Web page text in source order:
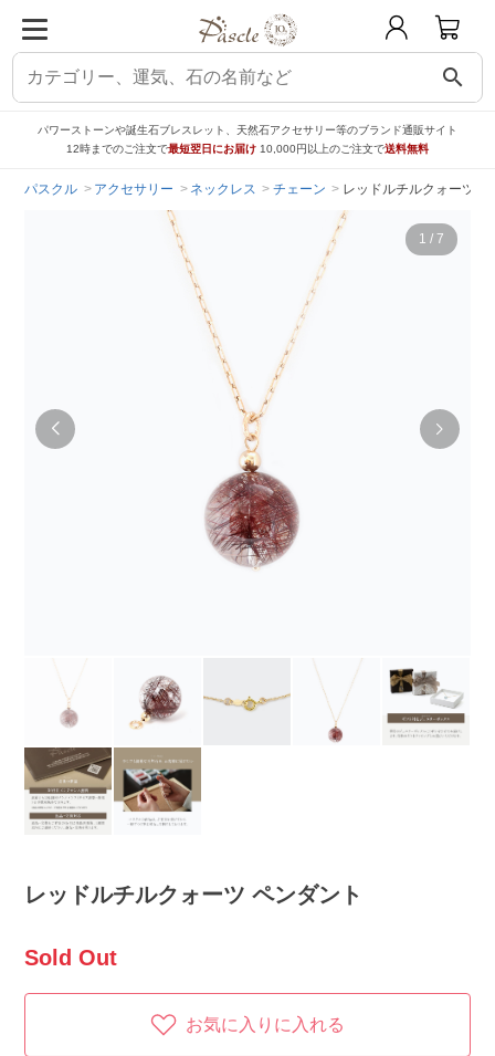
search
パワーストーンや誕生石ブレスレット、天然石アクセサリー等のブランド通販サイト
12時までのご注文で最短翌日にお届け 10,000円以上のご注文で送料無料
パスクル アクセサリー ネックレス チェーン レッドルチルクォーツ ペ
1 / 7
レッドルチルクォーツ ペンダント
Sold Out
お気に入りに入れる